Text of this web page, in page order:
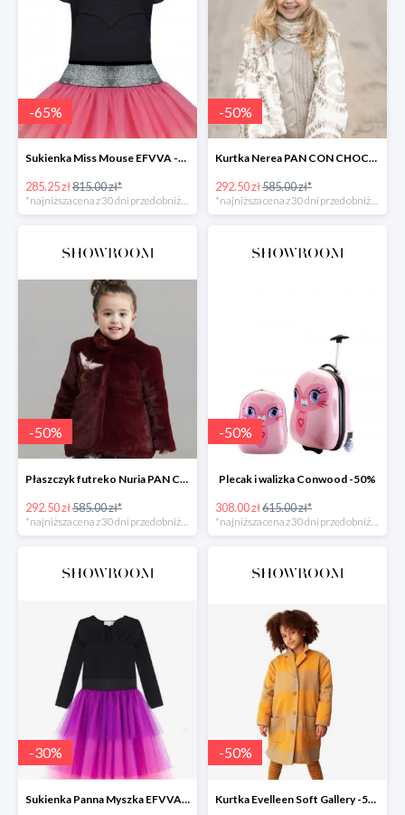
-65%
Sukienka Miss Mouse EFVVA -65%
285.25 zł815.00 zł*
*najniższa cena z 30 dni przed obniżką
-50%
Kurtka Nerea PAN CON CHOCOLATE -50%
292.50 zł585.00 zł*
*najniższa cena z 30 dni przed obniżką
-50%
Płaszczyk futreko Nuria PAN CON CHOCOLATE
292.50 zł585.00 zł*
-50%
Plecak i walizka Conwood -50%
308.00 zł615.00 zł*
-30%
Sukienka Panna Myszka EFVVA -30%
-50%
Kurtka Evelleen Soft Gallery -50%